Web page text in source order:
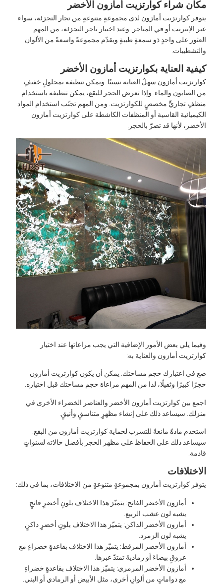
شراء كوارتزيت أمازون الأخضر
كوارتزيت أمازون لدى مجموعةٍ متنوعةٍ من تجار التجزئة، سواء
الإنترنت أو في المتاجر. وعند اختيار تاجر التجزئة، من المهم
على واحدٍ ذو سمعةٍ طيبةٍ ويقدّم مجموعةً واسعةً من الألوان
العناية بكوارتزيت أمازون الأخضر
أمازون سهلُ العناية نسبيًا. ويمكن تنظيفه بمحلولٍ خفيفٍ
الصابون والماء. وإذا تعرض الحجر للبقع، يمكن تنظيفه باستخدام
تجاريٍّ مخصصٍ للكوارتزيت. ومن المهم تجنّب استخدام المواد
القاسية أو المنظفات الكاشطة على كوارتزيت أمازون
لأنها قد تضرّ بالحجر.
يلي بعض الأمور الإضافية التي يجب مراعاتها عند اختيار
أمازون والعناية به:
في اعتبارك حجم مساحتك. يمكن أن يكون كوارتزيت أمازون
كبيرًا وثقيلًا، لذا من المهم مراعاة حجم مساحتك قبل اختياره.
بين كوارتزيت أمازون الأخضر والعناصر الخضراء الأخرى في
سيساعد ذلك على إنشاء مظهرٍ متناسقٍ وأنيقٍ.
مادةً مانعةً للتسرب لحماية كوارتزيت أمازون من البقع.
ذلك على الحفاظ على مظهر الحجر بأفضل حالاته لسنواتٍ
كوارتزيت أمازون بمجموعةٍ متنوعةٍ من الاختلافات، بما في ذلك:
أمازون الأخضر الفاتح: يتميّز هذا الاختلاف بلونٍ أخضرٍ فاتحٍ
يشبه لون عشب الربيع.
أمازون الأخضر الداكن: يتميّز هذا الاختلاف بلونٍ أخضرٍ داكنٍ
يشبه لون الزمرد.
أمازون الأخضر المرقط: يتميّز هذا الاختلاف بقاعدةٍ خضراءٍ مع
عروقٍ بيضاءَ أو رماديةَ تمتدّ عبرها.
أمازون الأخضر المرمري: يتميّز هذا الاختلاف بقاعدةٍ خضراءٍ
مع دواماتٍ من ألوانٍ أخرى، مثل الأبيض أو الرمادي أو البني.